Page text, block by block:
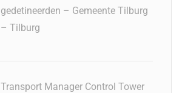
gedetineerden – Gemeente Tilburg
– Tilburg
Transport Manager Control Tower